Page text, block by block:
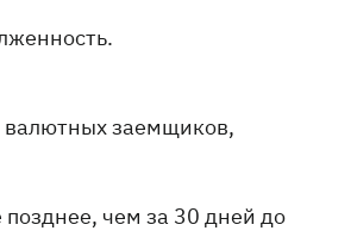
заемщиков,
чем за 30 дней до